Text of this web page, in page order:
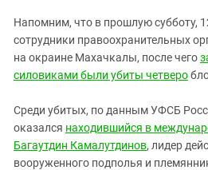
Напомним, что в прошлую субботу,
сотрудники правоохранительных
на окраине Махачкалы, после чего
силовиками были убиты четверо
Среди убитых, по данным УФСБ
оказался находившийся в
Багаутдин Камалутдинов, лидер
вооруженного подполья и